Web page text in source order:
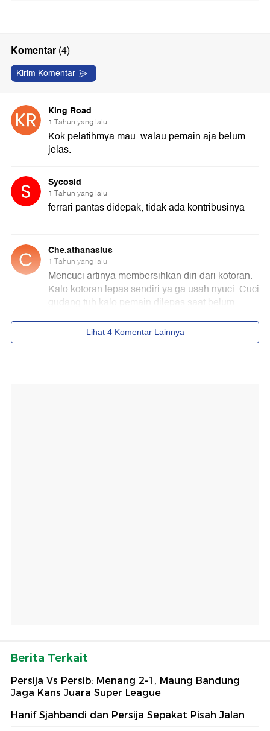
Berita Terkait
Persija Vs Persib: Menang 2-1, Maung Bandung
Jaga Kans Juara Super League
Hanif Sjahbandi dan Persija Sepakat Pisah Jalan